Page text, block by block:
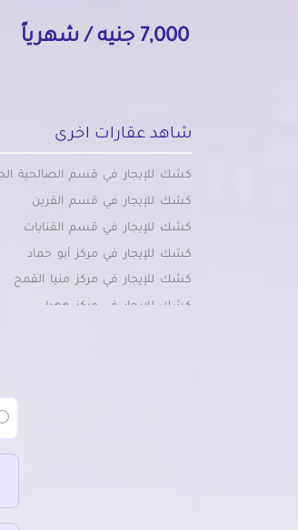
7,000 جنيه / شهرياً
شاهد عقارات اخرى
كشك للإيجار في قسم الصالحية
كشك للإيجار في قسم القرين
كشك للإيجار في قسم القنايات
كشك للإيجار في مركز أبو حماد
كشك للإيجار في مركز منيا القمح
كشك للإيجار في مركز ههيا